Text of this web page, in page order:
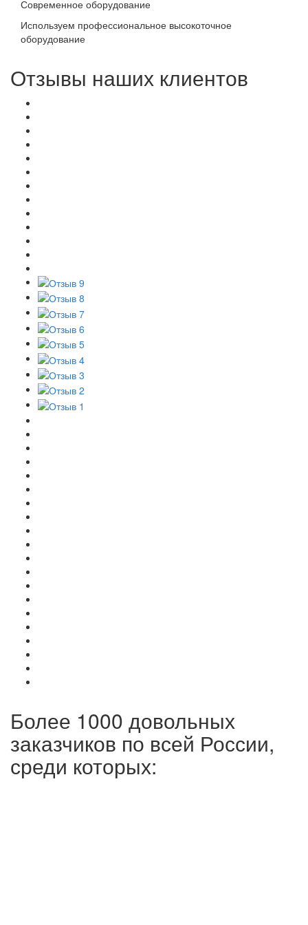
Современное оборудование
Используем профессиональное высокоточное
оборудование
Отзывы наших клиентов
Более 1000 довольных
заказчиков по всей России,
среди которых: